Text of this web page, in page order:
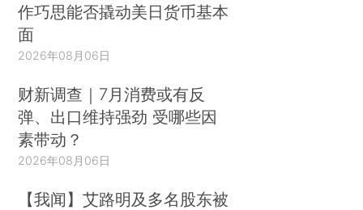
作巧思能否撬动美日货币基本
面
2026年08月06日
财新调查｜7月消费或有反
弹、出口维持强劲 受哪些因
素带动？
2026年08月06日
【我闻】艾路明及多名股东被